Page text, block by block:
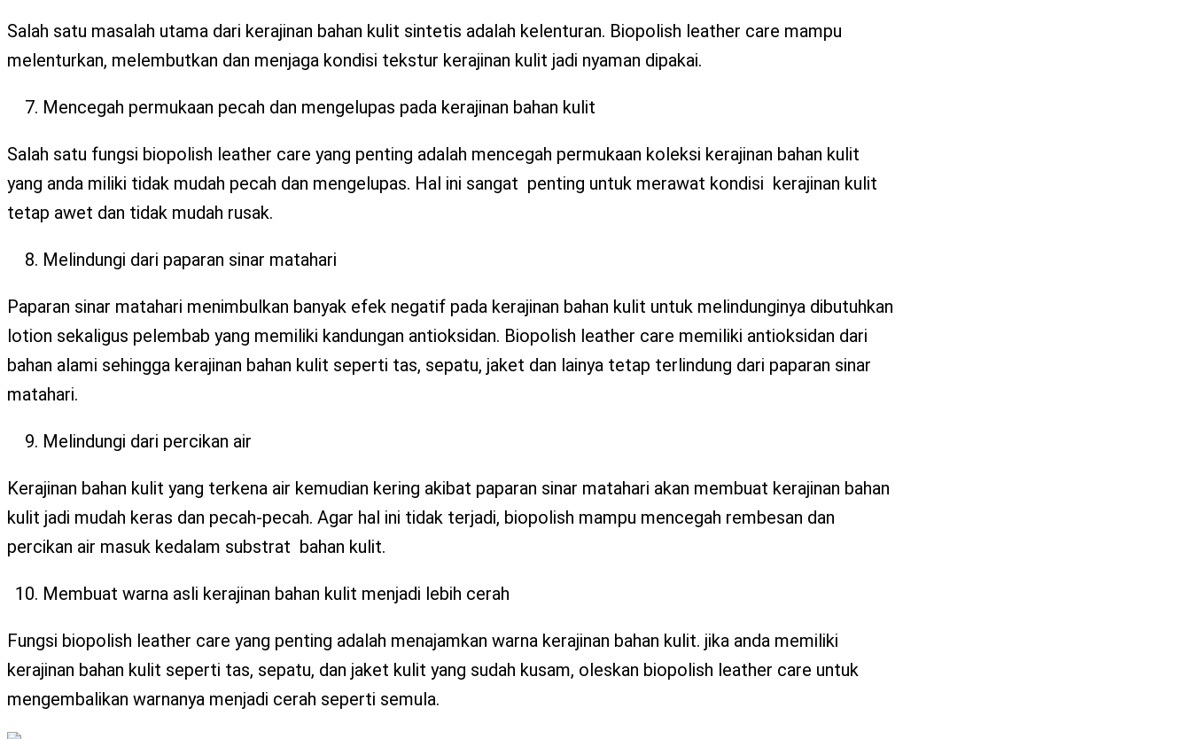
Salah satu masalah utama dari kerajinan bahan kulit sintetis adalah kelenturan. Biopolish leather care mampu
melenturkan, melembutkan dan menjaga kondisi tekstur kerajinan kulit jadi nyaman dipakai.
Mencegah permukaan pecah dan mengelupas pada kerajinan bahan kulit
Salah satu fungsi biopolish leather care yang penting adalah mencegah permukaan koleksi kerajinan bahan kulit
yang anda miliki tidak mudah pecah dan mengelupas. Hal ini sangat penting untuk merawat kondisi kerajinan kulit
tetap awet dan tidak mudah rusak.
Melindungi dari paparan sinar matahari
Paparan sinar matahari menimbulkan banyak efek negatif pada kerajinan bahan kulit untuk melindunginya dibutuhkan
lotion sekaligus pelembab yang memiliki kandungan antioksidan. Biopolish leather care memiliki antioksidan dari
bahan alami sehingga kerajinan bahan kulit seperti tas, sepatu, jaket dan lainya tetap terlindung dari paparan sinar
matahari.
Melindungi dari percikan air
Kerajinan bahan kulit yang terkena air kemudian kering akibat paparan sinar matahari akan membuat kerajinan bahan
kulit jadi mudah keras dan pecah-pecah. Agar hal ini tidak terjadi, biopolish mampu mencegah rembesan dan
percikan air masuk kedalam substrat bahan kulit.
Membuat warna asli kerajinan bahan kulit menjadi lebih cerah
Fungsi biopolish leather care yang penting adalah menajamkan warna kerajinan bahan kulit. jika anda memiliki
kerajinan bahan kulit seperti tas, sepatu, dan jaket kulit yang sudah kusam, oleskan biopolish leather care untuk
mengembalikan warnanya menjadi cerah seperti semula.